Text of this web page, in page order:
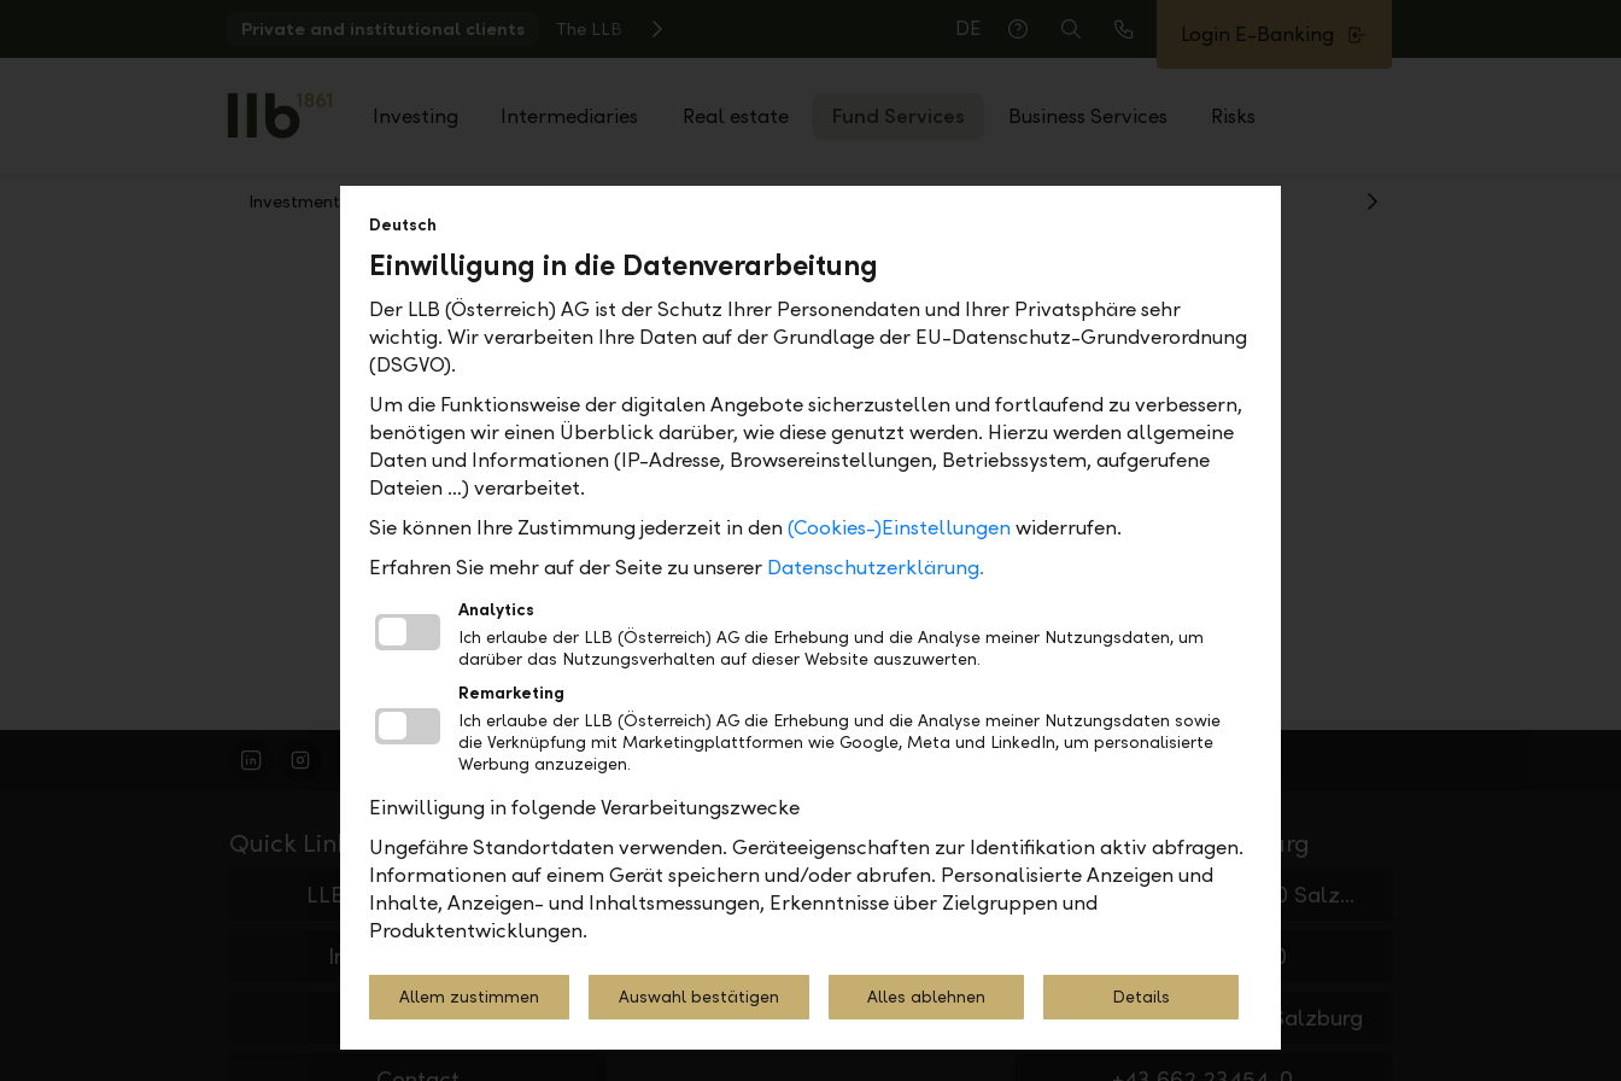
Private and institutional clients The LLB
DE
Help
Search
Call
Login E-Banking
Investing Intermediaries Real estate Fund Services Business Services Risks
Show
Investment funds
Quick Links
LLB Portfolio Analysis
Investment Funds
Downloads
Our location in Vienna
Heßgasse 1, 1010 Vienna
Our locations in Salzburg
Getreidegasse 10, 5020 Salzburg
+43 662 8048-0
Rainerstrasse 2, 5020 Salzburg
Deutsch
Einwilligung in die Datenverarbeitung
Der LLB (Österreich) AG ist der Schutz Ihrer Personendaten und Ihrer Privatsphäre sehr
wichtig. Wir verarbeiten Ihre Daten auf der Grundlage der EU-Datenschutz-Grundverordnung
(DSGVO).
Um die Funktionsweise der digitalen Angebote sicherzustellen und fortlaufend zu verbessern,
benötigen wir einen Überblick darüber, wie diese genutzt werden. Hierzu werden allgemeine
Daten und Informationen (IP-Adresse, Browsereinstellungen, Betriebssystem, aufgerufene
Dateien …) verarbeitet.
Sie können Ihre Zustimmung jederzeit in den(Cookies-)Einstellungenwiderrufen.
Erfahren Sie mehr auf der Seite zu unserer Datenschutzerklärung.
Analytics
Ich erlaube der LLB (Österreich) AG die Erhebung und die Analyse meiner Nutzungsdaten, um
darüber das Nutzungsverhalten auf dieser Website auszuwerten.
Remarketing
Ich erlaube der LLB (Österreich) AG die Erhebung und die Analyse meiner Nutzungsdaten sowie
die Verknüpfung mit Marketingplattformen wie Google, Meta und LinkedIn, um personalisierte
Werbung anzuzeigen.
Einwilligung in folgende Verarbeitungszwecke
Ungefähre Standortdaten verwenden. Geräteeigenschaften zur Identifikation aktiv abfragen.
Informationen auf einem Gerät speichern und/oder abrufen. Personalisierte Anzeigen und
Inhalte, Anzeigen- und Inhaltsmessungen, Erkenntnisse über Zielgruppen und
Produktentwicklungen.
Allem zustimmen Auswahl bestätigen Alles ablehnen Details